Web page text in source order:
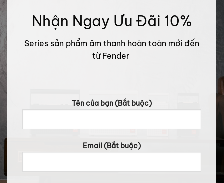
Nhận Ngay Ưu Đãi 10%
Series sản phẩm âm thanh hoàn toàn mới đến
từ Fender
Tên của bạn (Bắt buộc)
Email (Bắt buộc)